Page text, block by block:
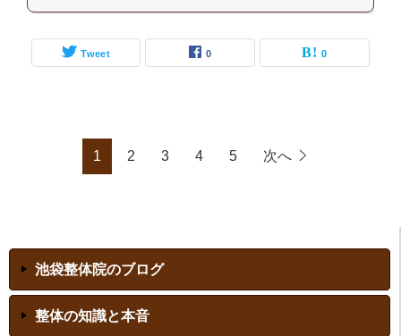
Tweet 0 0
1 2 3 4 5 次へ
池袋整体院のブログ
整体の知識と本音